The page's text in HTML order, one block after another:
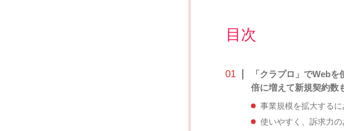
目次
「クラプロ」でWeb
倍に増えて新規契約数
事業規模を拡大する
使いやすく、訴求力